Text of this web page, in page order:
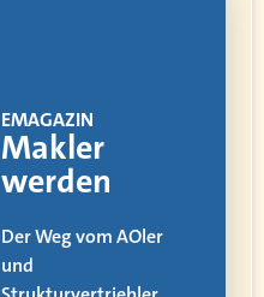
EMAGAZIN
Makler
werden
Der Weg vom AOler
und